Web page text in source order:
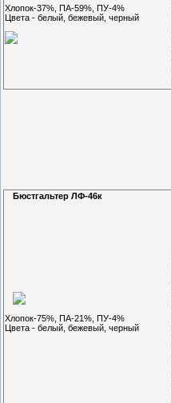
Хлопок-37%, ПА-59%, ПУ-4%
Цвета - белый, бежевый, черный
Бюстгальтер ЛФ-46к
Хлопок-75%, ПА-21%, ПУ-4%
Цвета - белый, бежевый, черный